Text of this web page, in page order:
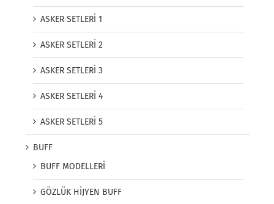
ASKER SETLERİ 1
ASKER SETLERİ 2
ASKER SETLERİ 3
ASKER SETLERİ 4
ASKER SETLERİ 5
BUFF
BUFF MODELLERİ
GÖZLÜK HİJYEN BUFF